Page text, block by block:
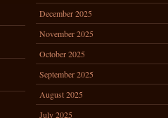
December 2025
November 2025
October 2025
September 2025
August 2025
July 2025